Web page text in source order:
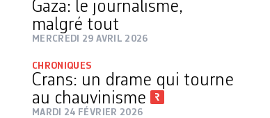
Gaza: le journalisme,
malgré tout
MERCREDI 29 AVRIL 2026
CHRONIQUES
Crans: un drame qui tourne
au chauvinisme
MARDI 24 FÉVRIER 2026